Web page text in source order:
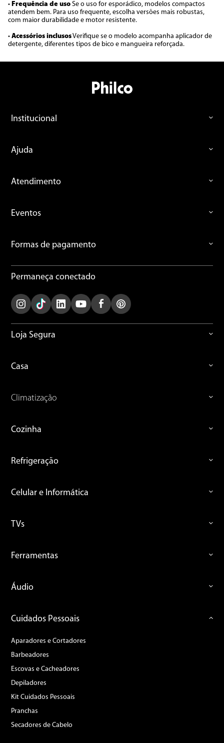
• Frequência de uso Se o uso for esporádico, modelos compactos
atendem bem. Para uso frequente, escolha versões mais robustas,
com maior durabilidade e motor resistente.
• Acessórios inclusosVerifique se o modelo acompanha aplicador de
detergente, diferentes tipos de bico e mangueira reforçada.
Institucional
Ajuda
Atendimento
Eventos
Formas de pagamento
Permaneça conectado
Loja Segura
Casa
Climatização
Cozinha
Refrigeração
Celular e Informática
TVs
Ferramentas
Áudio
Cuidados Pessoais
Aparadores e Cortadores
Barbeadores
Escovas e Cacheadores
Depiladores
Kit Cuidados Pessoais
Pranchas
Secadores de Cabelo